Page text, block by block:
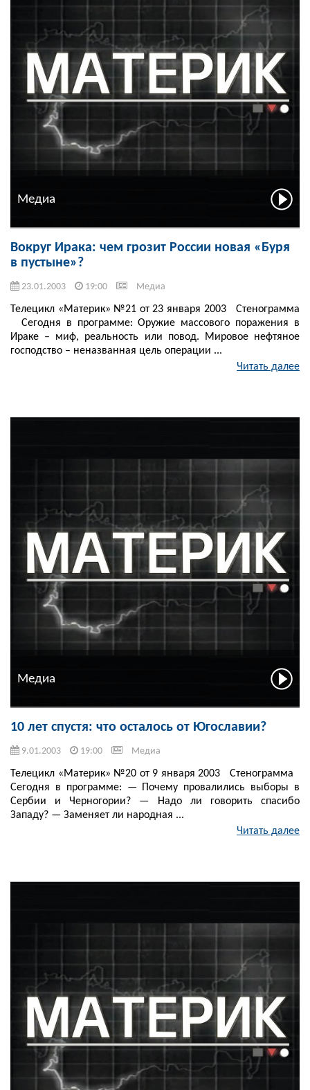
Медиа
Вокруг Ирака: чем грозит России новая «Буря
в пустыне»?
23.01.2003 19:00 Медиа
Телецикл «Материк» №21 от 23 января 2003 Стенограмма
Сегодня в программе: Оружие массового поражения в
Ираке – миф, реальность или повод. Мировое нефтяное
господство – неназванная цель операции ...
Читать далее
Медиа
10 лет спустя: что осталось от Югославии?
9.01.2003 19:00 Медиа
Телецикл «Материк» №20 от 9 января 2003 Стенограмма
Сегодня в программе: — Почему провалились выборы в
Сербии и Черногории? — Надо ли говорить спасибо
Западу? — Заменяет ли народная ...
Читать далее